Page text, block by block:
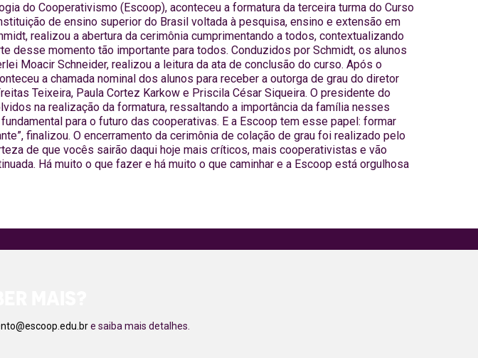
do Cooperativismo (Escoop), aconteceu a formatura da terceira turma do Curso
de ensino superior do Brasil voltada à pesquisa, ensino e extensão em
realizou a abertura da cerimônia cumprimentando a todos, contextualizando
desse momento tão importante para todos. Conduzidos por Schmidt, os alunos
Moacir Schneider, realizou a leitura da ata de conclusão do curso. Após o
a chamada nominal dos alunos para receber a outorga de grau do diretor
Teixeira, Paula Cortez Karkow e Priscila César Siqueira. O presidente do
na realização da formatura, ressaltando a importância da família nesses
para o futuro das cooperativas. E a Escoop tem esse papel: formar
finalizou. O encerramento da cerimônia de colação de grau foi realizado pelo
de que vocês sairão daqui hoje mais críticos, mais cooperativistas e vão
Há muito o que fazer e há muito o que caminhar e a Escoop está orgulhosa
e saiba mais detalhes.